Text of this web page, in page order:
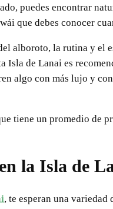
puedes encontrar
que debes conocer
alboroto, la rutina y el
Isla de Lanai es
algo con más lujo y
tiene un promedio de
la Isla de
, te esperan una variedad